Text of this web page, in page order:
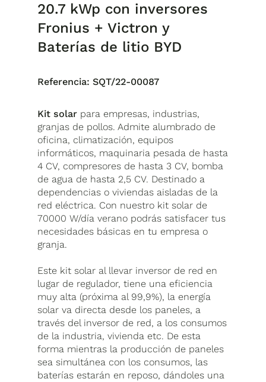
20.7 kWp con inversores
Fronius + Victron y
Baterías de litio BYD
Referencia: SQT/22-00087
Kit solar para empresas, industrias,
granjas de pollos. Admite alumbrado de
oficina, climatización, equipos
informáticos, maquinaria pesada de hasta
4 CV, compresores de hasta 3 CV, bomba
de agua de hasta 2,5 CV. Destinado a
dependencias o viviendas aisladas de la
red eléctrica. Con nuestro kit solar de
70000 W/día verano podrás satisfacer tus
necesidades básicas en tu empresa o
granja.
Este kit solar al llevar inversor de red en
lugar de regulador, tiene una eficiencia
muy alta (próxima al 99,9%), la energía
solar va directa desde los paneles, a
través del inversor de red, a los consumos
de la industria, vivienda etc. De esta
forma mientras la producción de paneles
sea simultánea con los consumos, las
baterías estarán en reposo, dándoles una